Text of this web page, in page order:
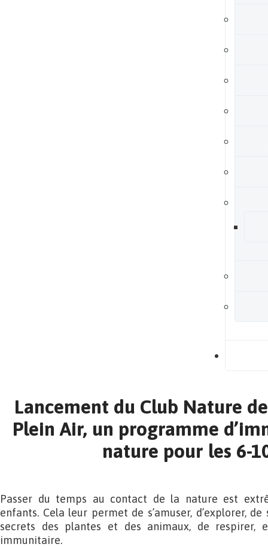
Lancement du Club Nature
Plein Air, un programme
nature pour les 6-
Passer du temps au contact de la nature est
enfants. Cela leur permet de s’amuser, d’explorer,
secrets des plantes et des animaux, de respirer,
immunitaire.